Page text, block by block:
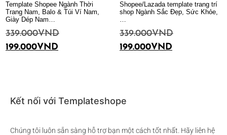
Template Shopee Ngành Thời
Trang Nam, Balo & Túi Ví Nam,
Giày Dép Nam…
339.000VND
199.000VND
Shopee/Lazada template trang trí
shop Ngành Sắc Đẹp, Sức Khỏe,
…
339.000VND
199.000VND
Kết nối với Templateshope
Chúng tôi luôn sẵn sàng hỗ trợ bạn một cách tốt nhất. Hãy liên hệ